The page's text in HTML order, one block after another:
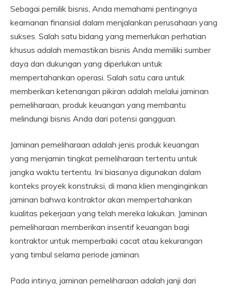
Sebagai pemilik bisnis, Anda memahami pentingnya
keamanan finansial dalam menjalankan perusahaan yang
sukses. Salah satu bidang yang memerlukan perhatian
khusus adalah memastikan bisnis Anda memiliki sumber
daya dan dukungan yang diperlukan untuk
mempertahankan operasi. Salah satu cara untuk
memberikan ketenangan pikiran adalah melalui jaminan
pemeliharaan, produk keuangan yang membantu
melindungi bisnis Anda dari potensi gangguan.
Jaminan pemeliharaan adalah jenis produk keuangan
yang menjamin tingkat pemeliharaan tertentu untuk
jangka waktu tertentu. Ini biasanya digunakan dalam
konteks proyek konstruksi, di mana klien menginginkan
jaminan bahwa kontraktor akan mempertahankan
kualitas pekerjaan yang telah mereka lakukan. Jaminan
pemeliharaan memberikan insentif keuangan bagi
kontraktor untuk memperbaiki cacat atau kekurangan
yang timbul selama periode jaminan.
Pada intinya, jaminan pemeliharaan adalah janji dari